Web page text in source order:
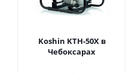
Koshin KTH-50X в
Чебоксарах